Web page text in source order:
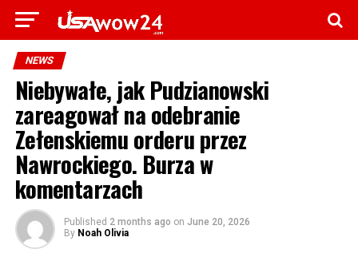
NEWS
Niebywałe, jak Pudzianowski
zareagował na odebranie
Zełenskiemu orderu przez
Nawrockiego. Burza w
komentarzach
Published 2 months ago on June 20, 2026
By Noah Olivia